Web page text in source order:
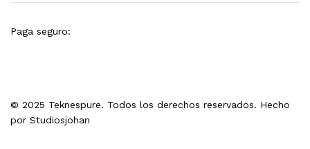
© 2025 Teknespure. Todos los derechos reservados. Hecho
por Studiosjohan
Paga seguro: